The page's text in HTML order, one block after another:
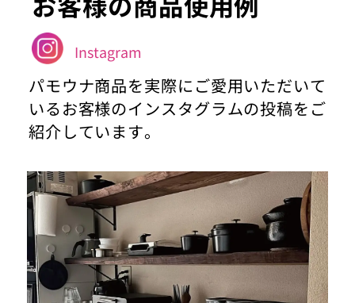
Instagram
パモウナ商品を実際にご愛用いただいて
いるお客様のインスタグラムの投稿をご
紹介しています。